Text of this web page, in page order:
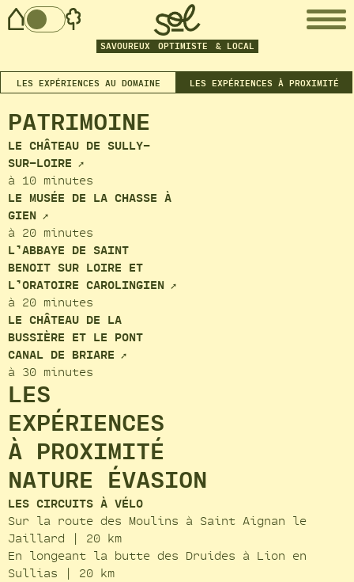
SAVOUREUX OPTIMISTE & LOCAL
LES EXPÉRIENCES AU DOMAINE LES EXPÉRIENCES À PROXIMITÉ
PATRIMOINE
LE CHÂTEAU DE SULLY-
SUR-LOIRE
à 10 minutes
LE MUSÉE DE LA CHASSE À
GIEN
à 20 minutes
L’ABBAYE DE SAINT
BENOIT SUR LOIRE ET
L’ORATOIRE CAROLINGIEN
à 20 minutes
LE CHÂTEAU DE LA
BUSSIÈRE ET LE PONT
CANAL DE BRIARE
à 30 minutes
LES
EXPÉRIENCES
À PROXIMITÉ
NATURE ÉVASION
LES CIRCUITS À VÉLO
Sur la route des Moulins à Saint Aignan le
Jaillard | 20 km
En longeant la butte des Druides à Lion en
Sullias | 20 km